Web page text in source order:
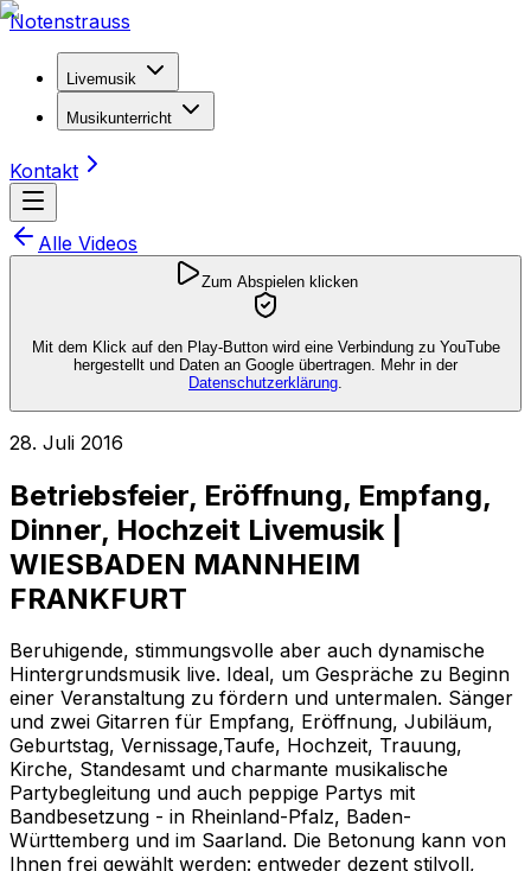
Notenstrauss
Livemusik
Musikunterricht
Kontakt
Alle Videos
Zum Abspielen klicken
Mit dem Klick auf den Play-Button wird eine Verbindung zu YouTube
hergestellt und Daten an Google übertragen. Mehr in der
Datenschutzerklärung.
28. Juli 2016
Betriebsfeier, Eröffnung, Empfang,
Dinner, Hochzeit Livemusik |
WIESBADEN MANNHEIM
FRANKFURT
Beruhigende, stimmungsvolle aber auch dynamische
Hintergrundsmusik live. Ideal, um Gespräche zu Beginn
einer Veranstaltung zu fördern und untermalen. Sänger
und zwei Gitarren für Empfang, Eröffnung, Jubiläum,
Geburtstag, Vernissage,Taufe, Hochzeit, Trauung,
Kirche, Standesamt und charmante musikalische
Partybegleitung und auch peppige Partys mit
Bandbesetzung - in Rheinland-Pfalz, Baden-
Württemberg und im Saarland. Die Betonung kann von
Ihnen frei gewählt werden: entweder dezent stilvoll,